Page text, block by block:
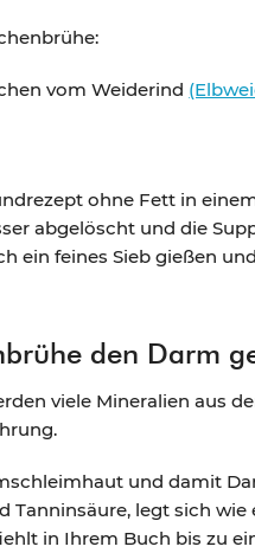
vom Weiderind
ohne Fett in
abgelöscht und die
ein feines Sieb gießen
den Darm
viele Mineralien aus
und damit
Tanninsäure, legt sich
in Ihrem Buch bis zu